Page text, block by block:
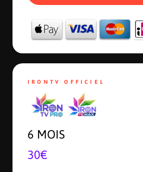
IRONTV OFFICIEL
6 MOIS
30€